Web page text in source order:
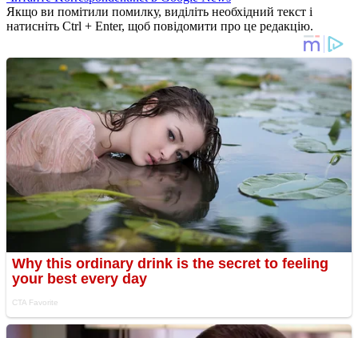
Якщо ви помітили помилку, виділіть необхідний текст і
натисніть Ctrl + Enter, щоб повідомити про це редакцію.